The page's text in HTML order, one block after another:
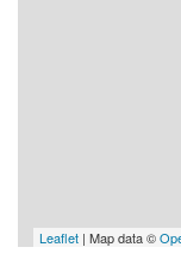
Leaflet | Map data ©